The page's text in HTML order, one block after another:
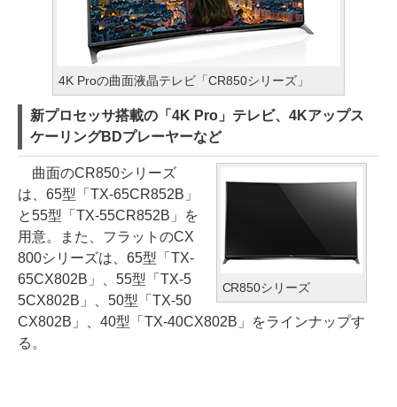
4K Proの曲面液晶テレビ「CR850シリーズ」
新プロセッサ搭載の「4K Pro」テレビ、4Kアップス
ケーリングBDプレーヤーなど
CR850シリーズ
曲面のCR850シリーズ
は、65型「TX-65CR852B」
と55型「TX-55CR852B」を
用意。また、フラットのCX
800シリーズは、65型「TX-
65CX802B」、55型「TX-5
5CX802B」、50型「TX-50
CX802B」、40型「TX-40CX802B」をラインナップす
る。